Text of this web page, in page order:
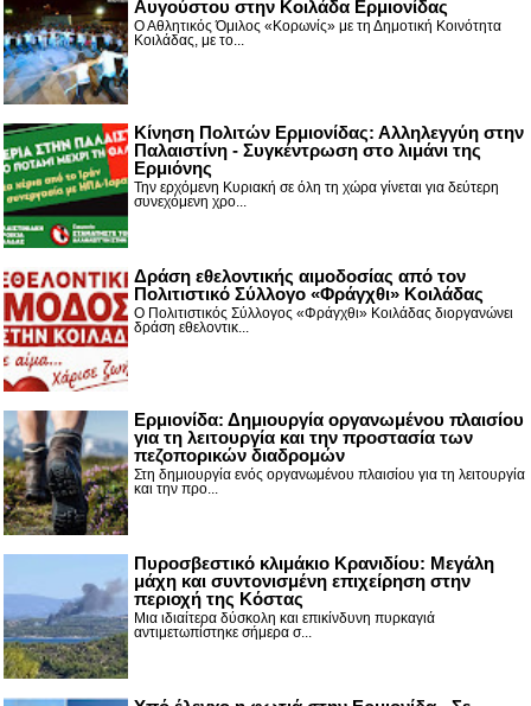
Αυγούστου στην Κοιλάδα Ερμιονίδας
Ο Αθλητικός Όμιλος «Κορωνίς» με τη Δημοτική Κοινότητα
Κοιλάδας, με το...
Κίνηση Πολιτών Ερμιονίδας: Αλληλεγγύη στην
Παλαιστίνη - Συγκέντρωση στο λιμάνι της
Ερμιόνης
Την ερχόμενη Κυριακή σε όλη τη χώρα γίνεται για δεύτερη
συνεχόμενη χρο...
Δράση εθελοντικής αιμοδοσίας από τον
Πολιτιστικό Σύλλογο «Φράγχθι» Κοιλάδας
Ο Πολιτιστικός Σύλλογος «Φράγχθι» Κοιλάδας διοργανώνει
δράση εθελοντικ...
Ερμιονίδα: Δημιουργία οργανωμένου πλαισίου
για τη λειτουργία και την προστασία των
πεζοπορικών διαδρομών
Στη δημιουργία ενός οργανωμένου πλαισίου για τη λειτουργία
και την προ...
Πυροσβεστικό κλιμάκιο Κρανιδίου: Μεγάλη
μάχη και συντονισμένη επιχείρηση στην
περιοχή της Κόστας
Μια ιδιαίτερα δύσκολη και επικίνδυνη πυρκαγιά
αντιμετωπίστηκε σήμερα σ...